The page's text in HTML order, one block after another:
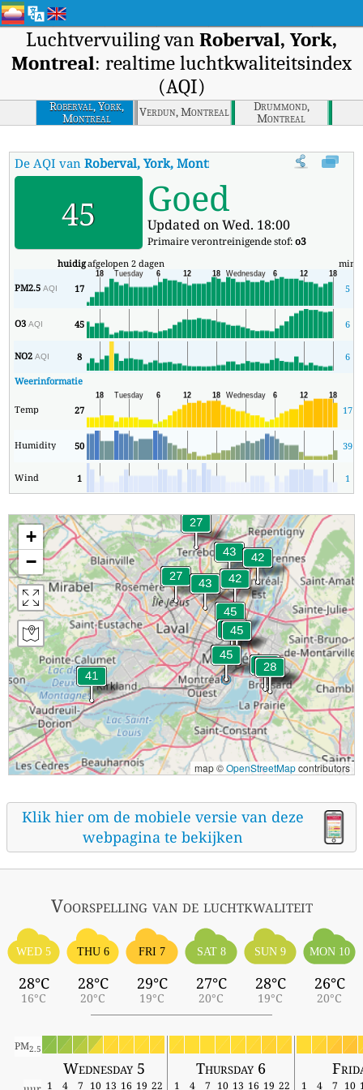
Luchtvervuiling van Roberval, York,
Montreal: realtime luchtkwaliteitsindex
(AQI)
Roberval, York,
Montreal
Verdun, Montreal
Drummond,
Montreal
De AQI vanRoberval, York, Montreal De realtime
45 Goed
Updated on Wed. 18:00
Primaire verontreinigende stof:o3
huidigafgelopen 2 dagen min
PM2.5AQI 17 5
O3AQI 45 6
NO2AQI 8
6
Weerinformatie
Temp 27 17
Humidity 50 39
Wind 1 1
+
−
map ©OpenStreetMapcontributors
Klik hier om de mobiele versie van deze
webpagina te bekijken
Voorspelling van de luchtkwaliteit
WED 5
28°C
16°C
THU 6
28°C
20°C
FRI 7
29°C
19°C
SAT 8
27°C
20°C
SUN 9
28°C
19°C
MON 10
26°C
20°C
PM2.5
Wednesday 5 Thursday 6
1 4 7 10 13 16 19 22 1 4 7 10 13 16 19 22 1 4 7 10